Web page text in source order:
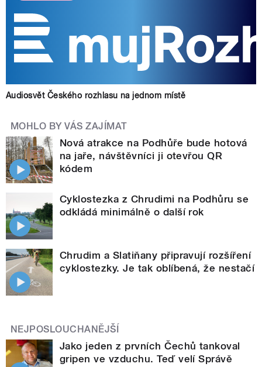
Audiosvět Českého rozhlasu na jednom místě
MOHLO BY VÁS ZAJÍMAT
Nová atrakce na Podhůře bude hotová
na jaře, návštěvníci ji otevřou QR
kódem
Cyklostezka z Chrudimi na Podhůru se
odkládá minimálně o další rok
Chrudim a Slatiňany připravují rozšíření
cyklostezky. Je tak oblíbená, že nestačí
NEJPOSLOUCHANĚJŠÍ
Jako jeden z prvních Čechů tankoval
gripen ve vzduchu. Teď velí Správě